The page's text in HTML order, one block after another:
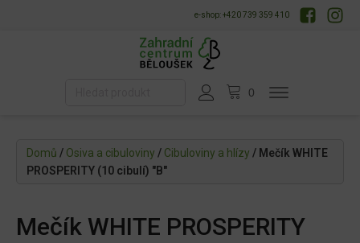
e-shop: +420 739 359 410
Domů / Osiva a cibuloviny / Cibuloviny a hlízy / Mečík WHITE
PROSPERITY (10 cibulí) "B"
Mečík WHITE PROSPERITY